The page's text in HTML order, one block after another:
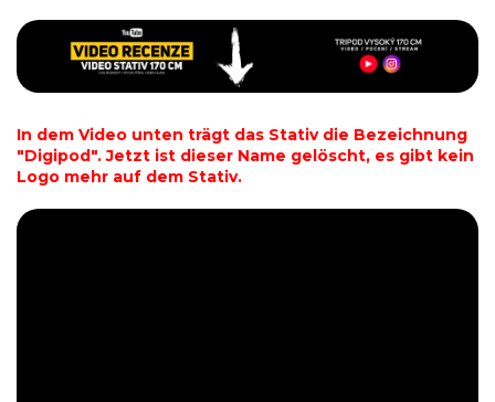
In dem Video unten trägt das Stativ die Bezeichnung
"Digipod". Jetzt ist dieser Name gelöscht, es gibt kein
Logo mehr auf dem Stativ.